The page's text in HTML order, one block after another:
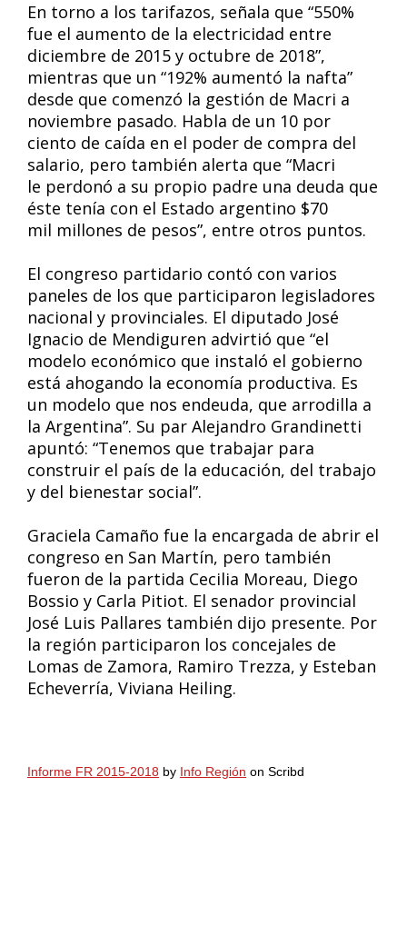
En torno a los tarifazos, señala que “550%
fue el aumento de la electricidad entre
diciembre de 2015 y octubre de 2018”,
mientras que un “192% aumentó la nafta”
desde que comenzó la gestión de Macri a
noviembre pasado. Habla de un 10 por
ciento de caída en el poder de compra del
salario, pero también alerta que “Macri
le perdonó a su propio padre una deuda que
éste tenía con el Estado argentino $70
mil millones de pesos”, entre otros puntos.
El congreso partidario contó con varios
paneles de los que participaron legisladores
nacional y provinciales. El diputado José
Ignacio de Mendiguren advirtió que “el
modelo económico que instaló el gobierno
está ahogando la economía productiva. Es
un modelo que nos endeuda, que arrodilla a
la Argentina”. Su par Alejandro Grandinetti
apuntó: “Tenemos que trabajar para
construir el país de la educación, del trabajo
y del bienestar social”.
Graciela Camaño fue la encargada de abrir el
congreso en San Martín, pero también
fueron de la partida Cecilia Moreau, Diego
Bossio y Carla Pitiot. El senador provincial
José Luis Pallares también dijo presente. Por
la región participaron los concejales de
Lomas de Zamora, Ramiro Trezza, y Esteban
Echeverría, Viviana Heiling.
Informe FR 2015-2018 by Info Región on Scribd